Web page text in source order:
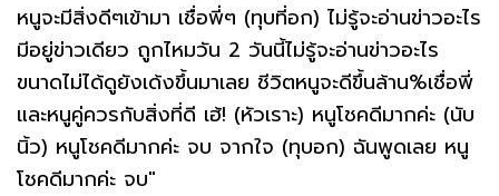
หนูจะมีสิ่งดีๆเข้ามา เชื่อพี่ๆ (ทุบที่อก) ไม่รู้จะอ่านข่าวอะไร
มีอยู่ข่าวเดียว ถูกไหมวัน 2 วันนี้ไม่รู้จะอ่านข่าวอะไร
ขนาดไม่ได้ดูยังเด้งขึ้นมาเลย ชีวิตหนูจะดีขึ้นล้าน%เชื่อพี่
และหนูคู่ควรกับสิ่งที่ดี เฮ้! (หัวเราะ) หนูโชคดีมากค่ะ (นับ
นิ้ว) หนูโชคดีมากค่ะ จบ จากใจ (ทุบอก) ฉันพูดเลย หนู
โชคดีมากค่ะ จบ"